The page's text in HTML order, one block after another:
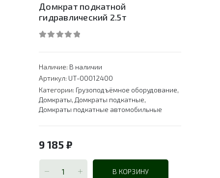
Домкрат подкатной
гидравлический 2.5т
Наличие: В наличии
Артикул: UT-00012400
Категории: Грузоподъёмное оборудование,
Домкраты, Домкраты подкатные,
Домкраты подкатные автомобильные
9 185 ₽
В КОРЗИНУ